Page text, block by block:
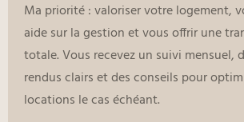
Ma priorité : valoriser votre logement,
aide sur la gestion et vous offrir une
totale. Vous recevez un suivi mensuel,
rendus clairs et des conseils pour
locations le cas échéant.